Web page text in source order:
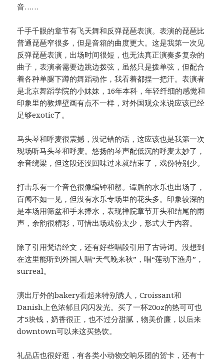
音……
千手千眼的章节有飞天舞和反弹琵琶表演。表演的琵琶比
普通琵琶窄很多，但是音箱的曲度更大。这是我第一次见
反弹琵琶表演，出场时间很短，也无法真正演奏多复杂的
曲子，表演者需要边跳边拨弦，虽然只是拨单弦，但配合
着各种单腿下蹲的舞蹈动作，我看着都捏一把汗。表演者
是北京舞蹈学院的小妹妹，16年本科，年轻纤细的感觉和
印象里的敦煌壁画有点不一样，对外国观众来说应该已经
足够exotic了。
马头琴和呼麦很震撼，没记错的话，这应该也是我第一次
现场听马头琴和呼麦。悠扬的琴声配低沉的呼麦太妙了，
余音绕梁，但这段还没回味过来就结束了，戏份特别少。
打击乐有一个音色很像编钟和罄。谭盾的水乐也出场了，
百闻不如一见，但没有水乐专场里的花头多。印象较深的
是本场用筛盆和手来捧水，表现禅院章节开头和结尾的雨
声，余韵很精彩，可惜出场戏份太少，形式大于内容。
除了引用梵语经文，还有好些唱段引用了古诗词。没想到
在这里能听到外国人唱“天气晚来秋”，唱“莲动下渔舟”，
surreal。
演出厅外的bakery看起来特别诱人，Croissant和
Danish上色浓郁且闪闪发光。买了一杯20oz的热可可也
才5块钱，奶香很正，也不过分甜腻，物美价廉，以后来
downtown可以来这买热饮。
礼品店也很好逛，有各类小动物交响乐团的贺卡，还有十